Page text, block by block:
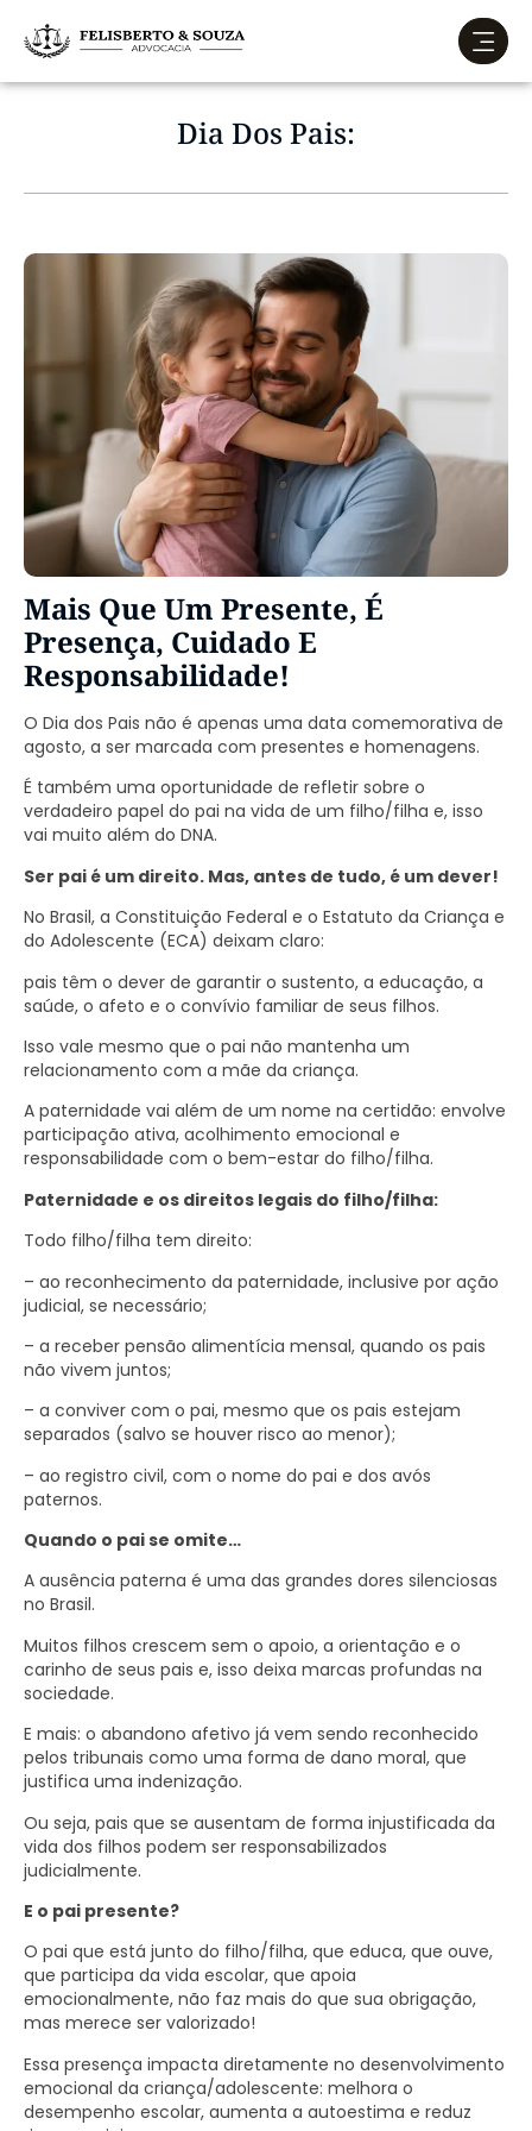
Dia Dos Pais:
Mais Que Um Presente, É
Presença, Cuidado E
Responsabilidade!
O Dia dos Pais não é apenas uma data comemorativa de
agosto, a ser marcada com presentes e homenagens.
É também uma oportunidade de refletir sobre o
verdadeiro papel do pai na vida de um filho/filha e, isso
vai muito além do DNA.
Ser pai é um direito. Mas, antes de tudo, é um dever!
No Brasil, a Constituição Federal e o Estatuto da Criança e
do Adolescente (ECA) deixam claro:
pais têm o dever de garantir o sustento, a educação, a
saúde, o afeto e o convívio familiar de seus filhos.
Isso vale mesmo que o pai não mantenha um
relacionamento com a mãe da criança.
A paternidade vai além de um nome na certidão: envolve
participação ativa, acolhimento emocional e
responsabilidade com o bem-estar do filho/filha.
Paternidade e os direitos legais do filho/filha:
Todo filho/filha tem direito:
– ao reconhecimento da paternidade, inclusive por ação
judicial, se necessário;
– a receber pensão alimentícia mensal, quando os pais
não vivem juntos;
– a conviver com o pai, mesmo que os pais estejam
separados (salvo se houver risco ao menor);
– ao registro civil, com o nome do pai e dos avós
paternos.
Quando o pai se omite…
A ausência paterna é uma das grandes dores silenciosas
no Brasil.
Muitos filhos crescem sem o apoio, a orientação e o
carinho de seus pais e, isso deixa marcas profundas na
sociedade.
E mais: o abandono afetivo já vem sendo reconhecido
pelos tribunais como uma forma de dano moral, que
justifica uma indenização.
Ou seja, pais que se ausentam de forma injustificada da
vida dos filhos podem ser responsabilizados
judicialmente.
E o pai presente?
O pai que está junto do filho/filha, que educa, que ouve,
que participa da vida escolar, que apoia
emocionalmente, não faz mais do que sua obrigação,
mas merece ser valorizado!
Essa presença impacta diretamente no desenvolvimento
emocional da criança/adolescente: melhora o
desempenho escolar, aumenta a autoestima e reduz